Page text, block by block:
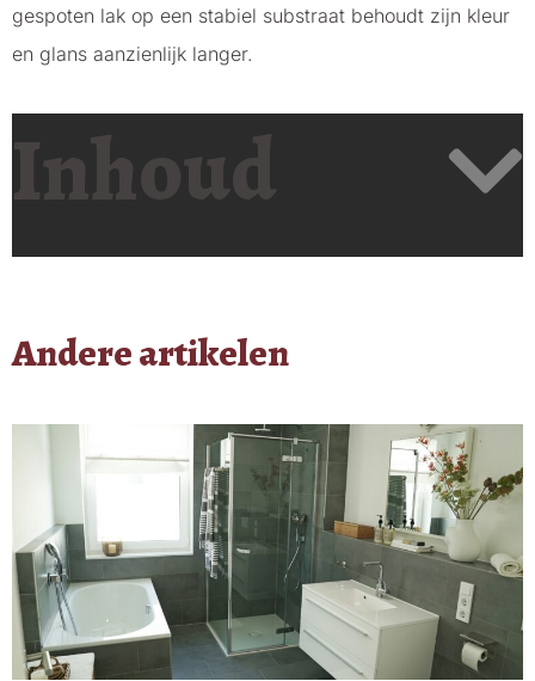
gespoten lak op een stabiel substraat behoudt zijn kleur
en glans aanzienlijk langer.
Inhoud
Andere artikelen